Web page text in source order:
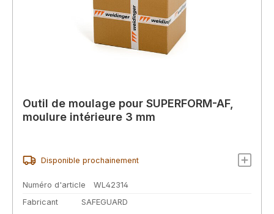
Outil de moulage pour SUPERFORM-AF,
moulure intérieure 3 mm
Disponible prochainement
Numéro d'article
WL42314
Fabricant
SAFEGUARD